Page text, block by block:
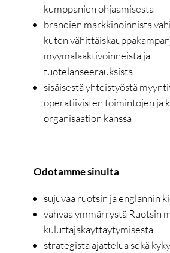
kumppanien ohjaamisesta
brändien markkinoinnista
kuten
myymäläaktivoinneista ja
tuotelanseerauksista
sisäisestä yhteistyöstä
operatiivisten toimintojen ja
organisaation kanssa
Odotamme sinulta
sujuvaa ruotsin ja englannin
vahvaa ymmärrystä Ruotsin
kuluttajakäyttäytymisestä
strategista ajattelua sekä